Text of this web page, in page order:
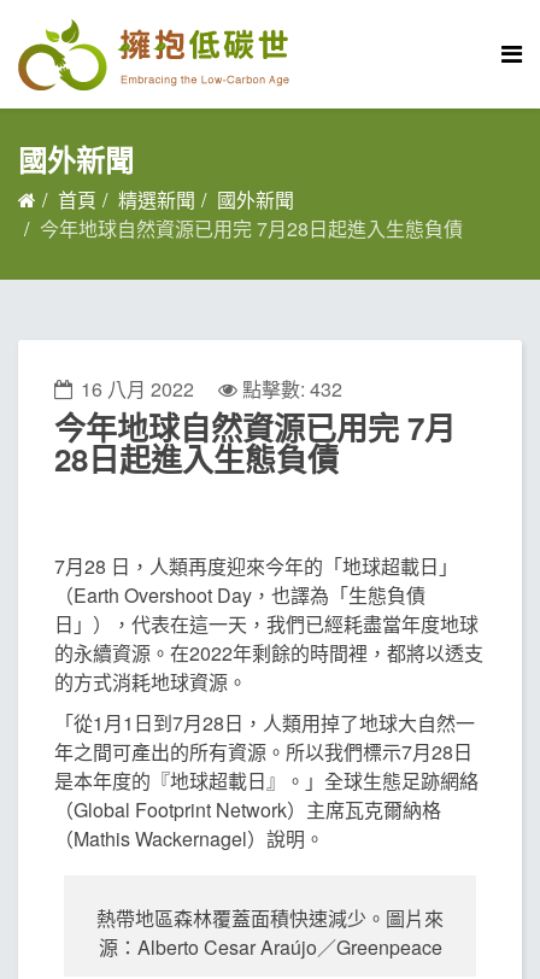
國外新聞
首頁 精選新聞
國外新聞
今年地球自然資源已用完 7月28日起進入生態負債
16 八月 2022 點擊數: 432
今年地球自然資源已用完 7月
28日起進入生態負債
7月28 日，人類再度迎來今年的「地球超載日」
（Earth Overshoot Day，也譯為「生態負債
日」），代表在這一天，我們已經耗盡當年度地球
的永續資源。在2022年剩餘的時間裡，都將以透支
的方式消耗地球資源。
「從1月1日到7月28日，人類用掉了地球大自然一
年之間可產出的所有資源。所以我們標示7月28日
是本年度的『地球超載日』。」全球生態足跡網絡
（Global Footprint Network）主席瓦克爾納格
（Mathis Wackernagel）說明。
熱帶地區森林覆蓋面積快速減少。圖片來
源：Alberto Cesar Araújo／Greenpeace